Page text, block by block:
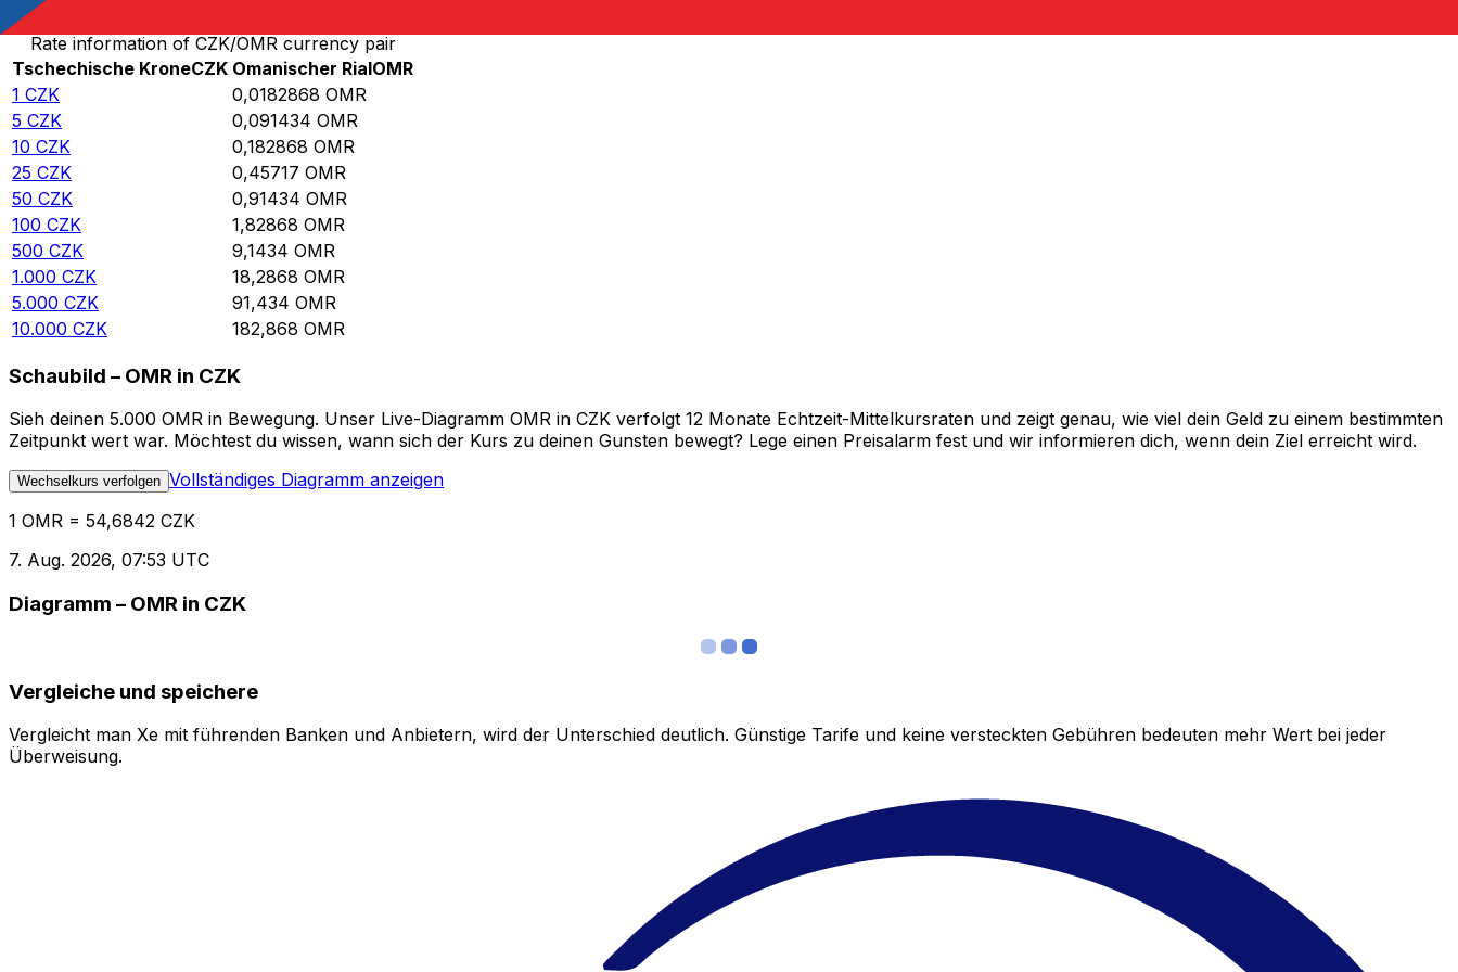
Rate information of CZK/OMR currency pair
Tschechische KroneCZK Omanischer RialOMR
1 CZK 0,0182868 OMR
5 CZK 0,091434 OMR
10 CZK 0,182868 OMR
25 CZK 0,45717 OMR
50 CZK 0,91434 OMR
100 CZK 1,82868 OMR
500 CZK 9,1434 OMR
1.000 CZK 18,2868 OMR
5.000 CZK 91,434 OMR
10.000 CZK 182,868 OMR
Schaubild – OMR in CZK
Sieh deinen 5.000 OMR in Bewegung. Unser Live-Diagramm OMR in CZK verfolgt 12 Monate Echtzeit-Mittelkursraten und zeigt genau, wie viel dein Geld zu einem bestimmten
Zeitpunkt wert war. Möchtest du wissen, wann sich der Kurs zu deinen Gunsten bewegt? Lege einen Preisalarm fest und wir informieren dich, wenn dein Ziel erreicht wird.
Wechselkurs verfolgen Vollständiges Diagramm anzeigen
1 OMR = 54,6842 CZK
7. Aug. 2026, 07:53 UTC
Diagramm – OMR in CZK
Vergleiche und speichere
Vergleicht man Xe mit führenden Banken und Anbietern, wird der Unterschied deutlich. Günstige Tarife und keine versteckten Gebühren bedeuten mehr Wert bei jeder
Überweisung.